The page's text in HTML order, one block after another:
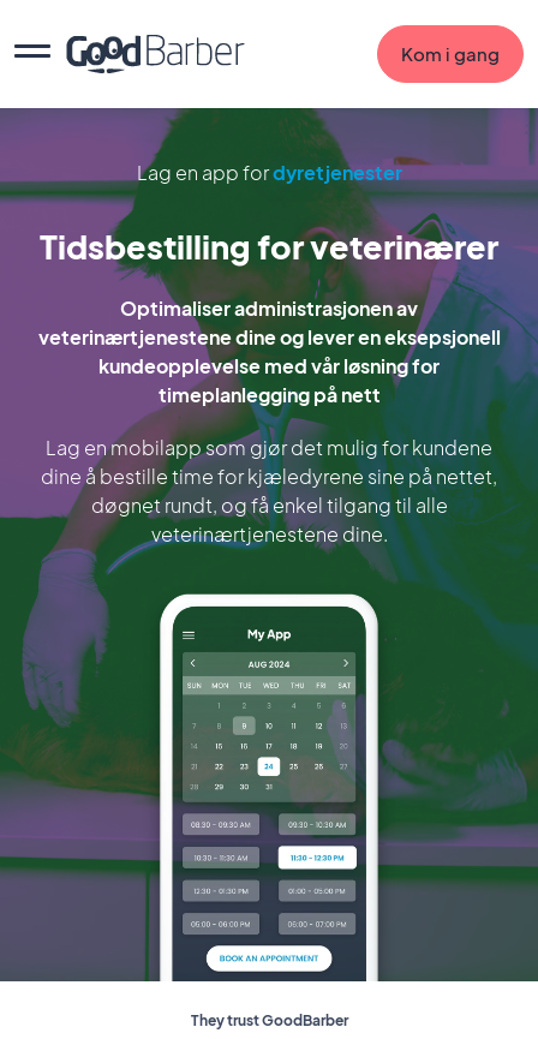
Kom i gang
Lag en app fordyretjenester
Tidsbestilling for veterinærer
Optimaliser administrasjonen av
veterinærtjenestene dine og lever en eksepsjonell
kundeopplevelse med vår løsning for
timeplanlegging på nett
Lag en mobilapp som gjør det mulig for kundene
dine å bestille time for kjæledyrene sine på nettet,
døgnet rundt, og få enkel tilgang til alle
veterinærtjenestene dine.
They trust GoodBarber